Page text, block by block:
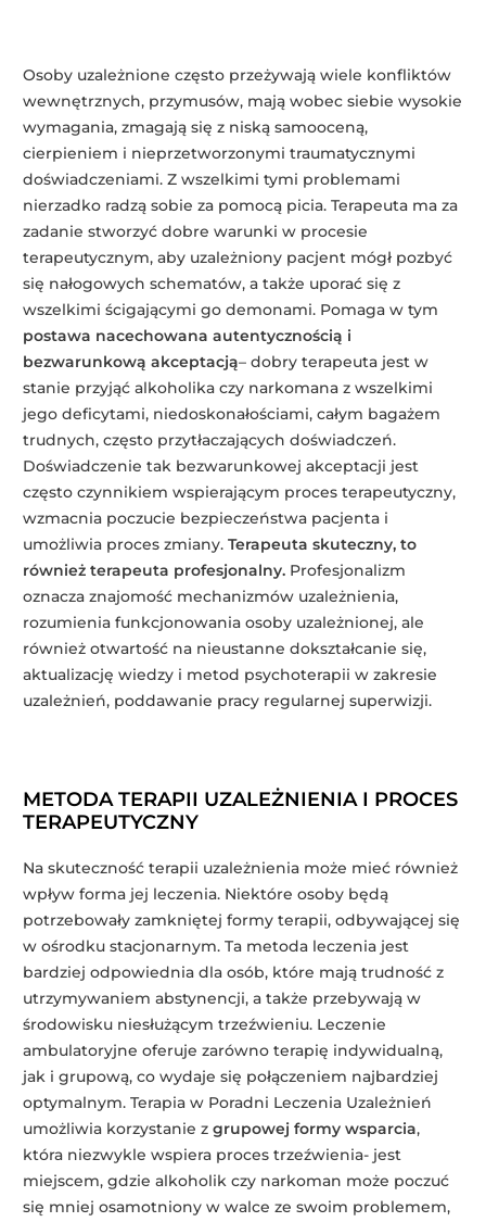
Osoby uzależnione często przeżywają wiele konfliktów
wewnętrznych, przymusów, mają wobec siebie wysokie
wymagania, zmagają się z niską samooceną,
cierpieniem i nieprzetworzonymi traumatycznymi
doświadczeniami. Z wszelkimi tymi problemami
nierzadko radzą sobie za pomocą picia. Terapeuta ma za
zadanie stworzyć dobre warunki w procesie
terapeutycznym, aby uzależniony pacjent mógł pozbyć
się nałogowych schematów, a także uporać się z
wszelkimi ścigającymi go demonami. Pomaga w tym
postawa nacechowana autentycznością i
bezwarunkową akceptacją– dobry terapeuta jest w
stanie przyjąć alkoholika czy narkomana z wszelkimi
jego deficytami, niedoskonałościami, całym bagażem
trudnych, często przytłaczających doświadczeń.
Doświadczenie tak bezwarunkowej akceptacji jest
często czynnikiem wspierającym proces terapeutyczny,
wzmacnia poczucie bezpieczeństwa pacjenta i
umożliwia proces zmiany.Terapeuta skuteczny, to
również terapeuta profesjonalny. Profesjonalizm
oznacza znajomość mechanizmów uzależnienia,
rozumienia funkcjonowania osoby uzależnionej, ale
również otwartość na nieustanne dokształcanie się,
aktualizację wiedzy i metod psychoterapii w zakresie
uzależnień, poddawanie pracy regularnej superwizji.
METODA TERAPII UZALEŻNIENIA I PROCES
TERAPEUTYCZNY
Na skuteczność terapii uzależnienia może mieć również
wpływ forma jej leczenia. Niektóre osoby będą
potrzebowały zamkniętej formy terapii, odbywającej się
w ośrodku stacjonarnym. Ta metoda leczenia jest
bardziej odpowiednia dla osób, które mają trudność z
utrzymywaniem abstynencji, a także przebywają w
środowisku niesłużącym trzeźwieniu. Leczenie
ambulatoryjne oferuje zarówno terapię indywidualną,
jak i grupową, co wydaje się połączeniem najbardziej
optymalnym. Terapia w Poradni Leczenia Uzależnień
umożliwia korzystanie zgrupowej formy wsparcia,
która niezwykle wspiera proces trzeźwienia- jest
miejscem, gdzie alkoholik czy narkoman może poczuć
się mniej osamotniony w walce ze swoim problemem,